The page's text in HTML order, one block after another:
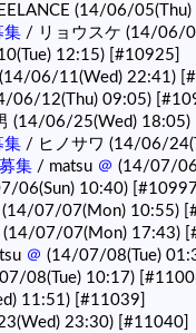
(14/06/
集 / リョウスケ (14/06/
12:15) [#10925]
06/11(Wed) 22:41)
06/12(Thu) 09:05)
(14/06/25(Wed) 18:05)
集 / ヒノサワ (14/06/
集 / matsu ＠ (14/07/
06(Sun) 10:40)
(14/07/07(Mon) 10:55)
(14/07/07(Mon) 17:43)
＠ (14/07/08(Tue)
08(Tue) 10:17)
11:51) [#11039]
23:30) [#11040]